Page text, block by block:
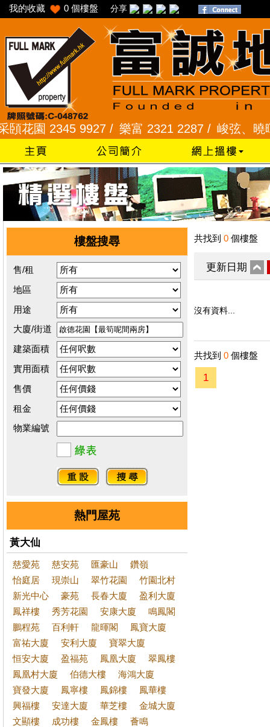
我的收藏 0 個樓盤 分享
園 2345 9927 /樂富 2321 2287 / 峻弦、曉暉花
樓盤搜尋
售/租
地區
用途
大廈/街道
建築面積
實用面積
售價
租金
物業編號
熱門屋苑
黃大仙
慈愛苑 慈安苑 匯豪山
鑽嶺
怡庭居
現崇山 翠竹花園
竹園北村
新光中心
豪苑 長春大廈
盈利大廈
鳳祥樓
秀芳花園 安康大廈
鳴鳳閣
鵬程苑
百利軒 龍暉閣
鳳寶大廈
富祐大廈
安利大廈
寶翠大廈
恒安大廈
盈福苑 鳳凰大廈
翠鳳樓
鳳凰村大廈
伯德大樓
海鴻大廈
寶發大廈
鳳寧樓 鳳錦樓
鳳華樓
興福樓
安達大廈 華芝樓
金城大廈
文顯樓
成功樓 金鳳樓 薈鳴
共找到 0 個樓盤
更新日期
沒有資料...
共找到 0 個樓盤
1